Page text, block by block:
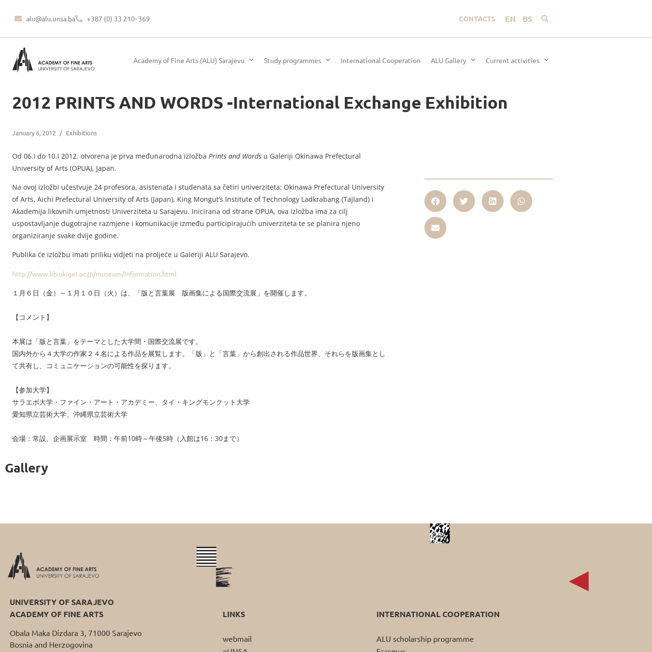
alu@alu.unsa.ba +387 (0) 33 210- 369 CONTACTS EN BS
Academy of Fine Arts (ALU) Sarajevo Study programmes International Cooperation ALU Gallery Current activities
2012 PRINTS AND WORDS -International Exchange Exhibition
January 6, 2012 / Exhibitions
Od 06.I do 10.I 2012. otvorena je prva međunarodna izložba Prints and Words u Galeriji Okinawa Prefectural
University of Arts (OPUA), Japan.
Na ovoj izložbi učestvuje 24 profesora, asistenata i studenata sa četiri univerziteta: Okinawa Prefectural University
of Arts, Aichi Prefectural University of Arts (Japan), King Mongut’s Institute of Technology Ladkrabang (Tajland) i
Akademija likovnih umjetnosti Univerziteta u Sarajevu. Inicirana od strane OPUA, ova izložba ima za cilj
uspostavljanje dugotrajne razmjene i komunikacije između participirajućih univerziteta te se planira njeno
organiziranje svake dvije godine.
Publika će izložbu imati priliku vidjeti na proljeće u Galeriji ALU Sarajevo.
http://www.lib.okigei.ac.jp/museum/information.html
１月６日（金）～１月１０日（火）は、「版と言葉展 版画集による国際交流展」を開催します。
【コメント】
本展は「版と言葉」をテーマとした大学間・国際交流展です。
国内外から４大学の作家２４名による作品を展覧します。「版」と「言葉」から創出される作品世界、それらを版画集とし
て共有し、コミュニケーションの可能性を探ります。
【参加大学】
サラエボ大学・ファイン・アート・アカデミー、タイ・キングモンクット大学
愛知県立芸術大学、沖縄県立芸術大学
会場：常設、企画展示室 時間：午前10時～午後5時（入館は16：30まで）
Gallery
UNIVERSITY OF SARAJEVO
ACADEMY OF FINE ARTS
Obala Maka Dizdara 3, 71000 Sarajevo
Bosnia and Herzogovina
LINKS
webmail
INTERNATIONAL COOPERATION
ALU scholarship programme